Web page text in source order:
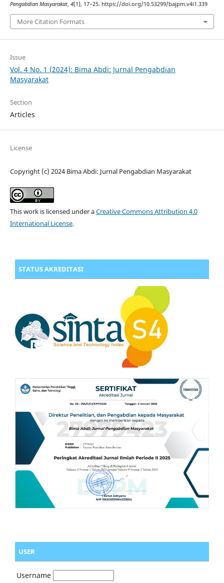
Pengabdian Masyarakat, 4(1), 17–25. https://doi.org/10.53299/bajpm.v4i1.339
More Citation Formats
Issue
Vol. 4 No. 1 (2024): Bima Abdi: Jurnal Pengabdian
Masyarakat
Section
Articles
License
Copyright (c) 2024 Bima Abdi: Jurnal Pengabdian Masyarakat
This work is licensed under aCreative Commons Attribution 4.0
International License.
STATUS AKREDITASI
USER
Username